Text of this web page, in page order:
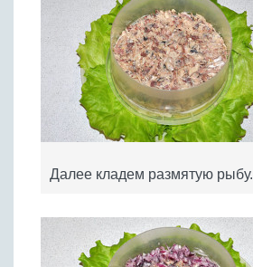
Далее кладем размятую рыбу.